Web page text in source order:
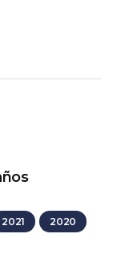
2021 2020